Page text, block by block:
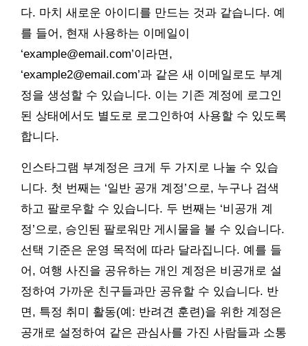
다. 마치 새로운 아이디를 만드는 것과 같습니다. 예
를 들어, 현재 사용하는 이메일이
‘example@email.com’이라면,
‘example2@email.com’과 같은 새 이메일로도 부계
정을 생성할 수 있습니다. 이는 기존 계정에 로그인
된 상태에서도 별도로 로그인하여 사용할 수 있도록
합니다.
인스타그램 부계정은 크게 두 가지로 나눌 수 있습
니다. 첫 번째는 ‘일반 공개 계정’으로, 누구나 검색
하고 팔로우할 수 있습니다. 두 번째는 ‘비공개 계
정’으로, 승인된 팔로워만 게시물을 볼 수 있습니다.
선택 기준은 운영 목적에 따라 달라집니다. 예를 들
어, 여행 사진을 공유하는 개인 계정은 비공개로 설
정하여 가까운 친구들과만 공유할 수 있습니다. 반
면, 특정 취미 활동(예: 반려견 훈련)을 위한 계정은
공개로 설정하여 같은 관심사를 가진 사람들과 소통